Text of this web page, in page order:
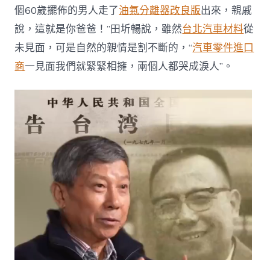
個60歲擺佈的男人走了油氣分離器改良版出來，親戚
說，這就是你爸爸！”田圻暢說，雖然台北汽車材料從
未見面，可是自然的親情是割不斷的，“汽車零件進口
商一見面我們就緊緊相擁，兩個人都哭成淚人”。